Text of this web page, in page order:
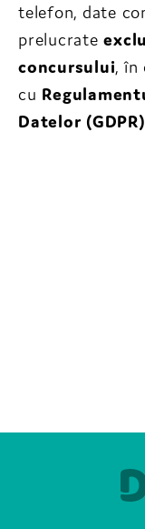
telefon, date
prelucrate
concursului, în
cu
Datelor (GDPR)